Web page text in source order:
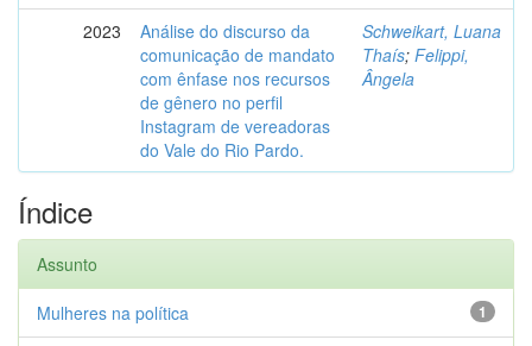
2023
Análise do discurso da
comunicação de mandato
com ênfase nos recursos
de gênero no perfil
Instagram de vereadoras
do Vale do Rio Pardo.
Schweikart, Luana
Thaís; Felippi,
Ângela
Índice
Assunto
1
Mulheres na política